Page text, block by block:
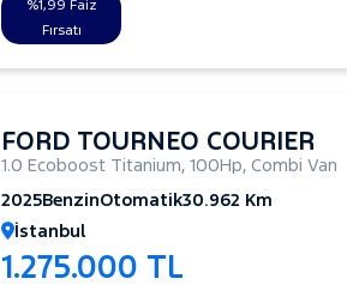
%1,99 Faiz
Fırsatı
FORD TOURNEO COURIER
1.0 Ecoboost Titanium, 100Hp, Combi Van
2025BenzinOtomatik30.962 Km
İstanbul
1.275.000 TL